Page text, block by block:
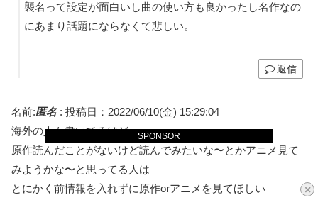
×
SPONSOR
襲名って設定が面白いし曲の使い方も良かったし名作なの
にあまり話題にならなくて悲しい。
返信
名前:匿名: 投稿日：2022/06/10(金) 15:29:04
海外の人も書いてるけど、
原作読んだことがないけど読んでみたいな〜とかアニメ見て
みようかな〜と思ってる人は
とにかく前情報を入れずに原作orアニメを見てほしい